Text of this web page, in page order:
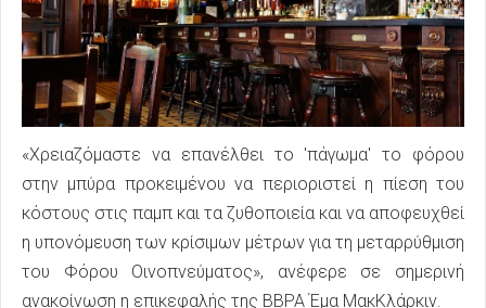
«Χρειαζόμαστε να επανέλθει το 'πάγωμα' το φόρου
στην μπύρα προκειμένου να περιοριστεί η πίεση του
κόστους στις παμπ και τα ζυθοποιεία και να αποφευχθεί
η υπονόμευση των κρίσιμων μέτρων για τη μεταρρύθμιση
του Φόρου Οινοπνεύματος», ανέφερε σε σημερινή
ανακοίνωση η επικεφαλής της BBPA Έμα ΜακΚλάρκιν.